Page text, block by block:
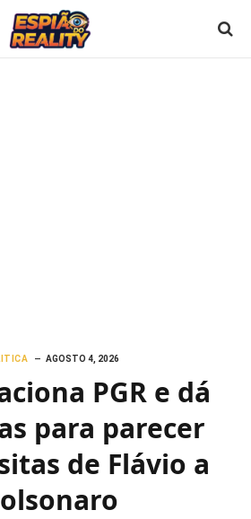
AGOSTO 4, 2026
PGR e dá
para parecer
de Flávio a